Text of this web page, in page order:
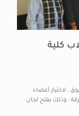
كلية
، لاختيار أعضاء
، وعددها 4 لجان لكل فرقة ، وذلك بفتح لجان